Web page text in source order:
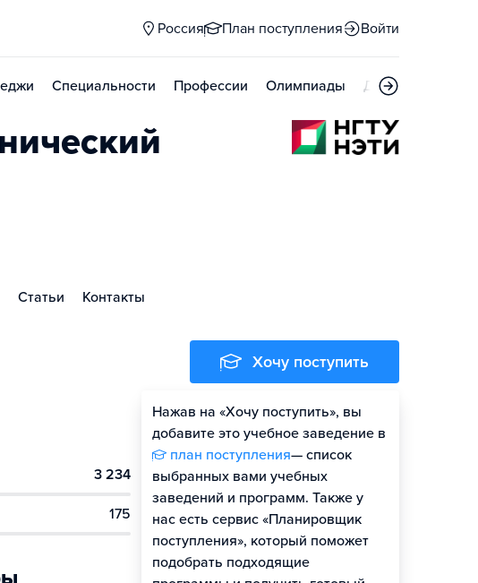
Россия План поступления Войти
Специальности Профессии Олимпиады Дни открытых
Статьи Контакты
3 234
175
Хочу поступить
Нажав на «Хочу поступить», вы
добавите это учебное заведение в
план поступления— список
выбранных вами учебных
заведений и программ. Также у
нас есть сервис «Планировщик
поступления», который поможет
подобрать подходящие
Оценить шансы